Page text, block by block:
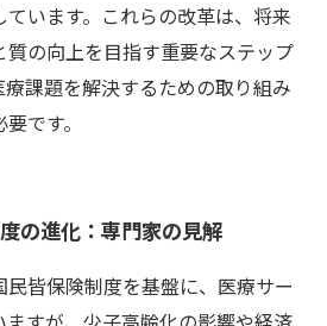
います。これらの改革は、将来
の向上を目指す重要なステップ
課題を解決するための取り組み
です。
の進化：専門家の見解
皆保険制度を基盤に、医療サー